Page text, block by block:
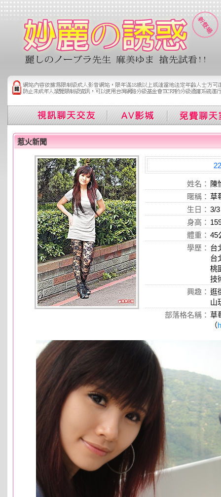
惹火新聞
姓名： 陳
暱稱： 草
生日： 3/
身高：
體重： 45
學歷： 台
台
桃
技
興趣： 逛
山
部落格名稱： 草
（